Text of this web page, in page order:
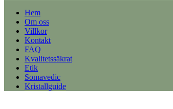
Hem
Om oss
Villkor
Kontakt
FAQ
Kvalitetssäkrat
Etik
Somavedic
Kristallguide